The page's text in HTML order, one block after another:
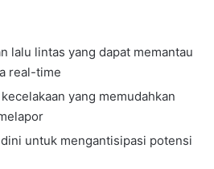
lalu lintas yang dapat memantau
real-time
yang memudahkan
untuk mengantisipasi potensi